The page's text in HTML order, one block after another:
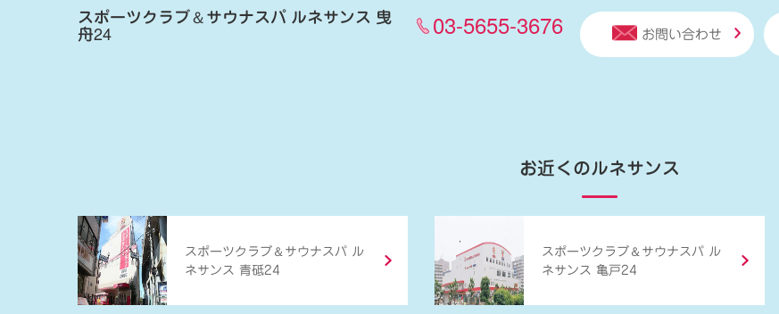
スポーツクラブ＆サウナスパ ルネサンス 曳
舟24 03-5655-3676 お問い合わせ
お近くのルネサンス
スポーツクラブ ＆ サウナスパ ル
ネサンス 青砥24
スポーツクラブ ＆ サウナスパ ル
ネサンス 亀戸24